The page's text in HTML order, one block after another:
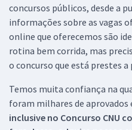
concursos públicos, desde a
informações sobre as vagas
online que oferecemos são
rotina bem corrida, mas
o concurso que está prestes
Temos muita confiança na
foram milhares de aprovados
inclusive no Concurso CNU